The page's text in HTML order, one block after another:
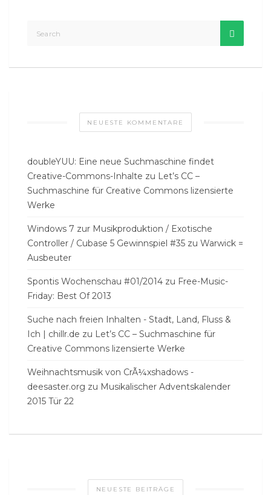
NEUESTE KOMMENTARE
doubleYUU: Eine neue Suchmaschine findet
Creative-Commons-Inhalte zu Let’s CC –
Suchmaschine für Creative Commons lizensierte
Werke
Windows 7 zur Musikproduktion / Exotische
Controller / Cubase 5 Gewinnspiel #35 zu Warwick =
Ausbeuter
Spontis Wochenschau #01/2014 zu Free-Music-
Friday: Best Of 2013
Suche nach freien Inhalten - Stadt, Land, Fluss &
Ich | chillr.de zu Let’s CC – Suchmaschine für
Creative Commons lizensierte Werke
Weihnachtsmusik von CrÃ¼xshadows -
deesaster.org zu Musikalischer Adventskalender
2015 Tür 22
NEUESTE BEITRÄGE